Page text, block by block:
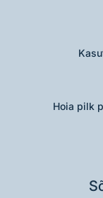
Hoia pilk